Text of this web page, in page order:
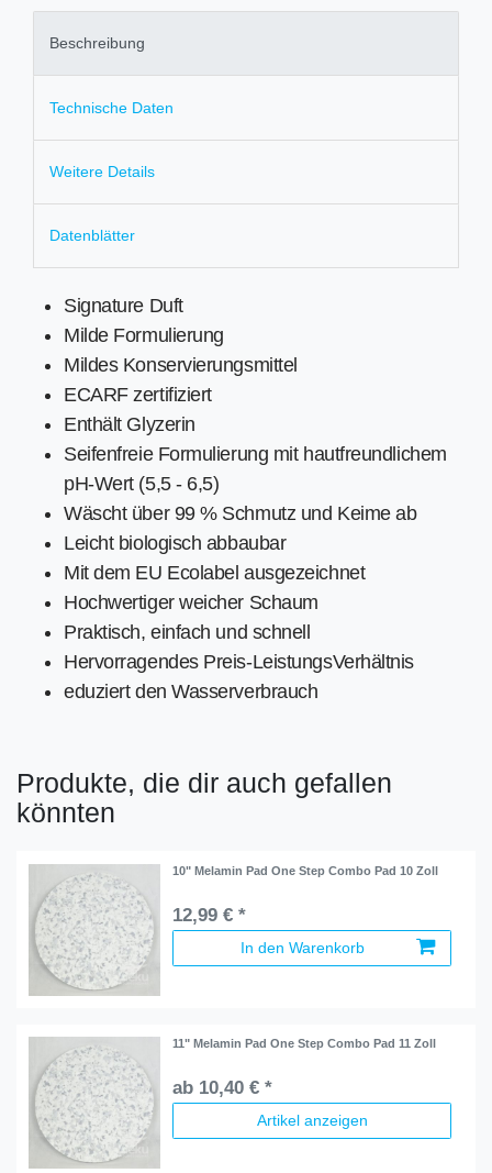
Beschreibung
Technische Daten
Weitere Details
Datenblätter
Signature Duft
Milde Formulierung
Mildes Konservierungsmittel
ECARF zertifiziert
Enthält Glyzerin
Seifenfreie Formulierung mit hautfreundlichem
pH-Wert (5,5 - 6,5)
Wäscht über 99 % Schmutz und Keime ab
Leicht biologisch abbaubar
Mit dem EU Ecolabel ausgezeichnet
Hochwertiger weicher Schaum
Praktisch, einfach und schnell
Hervorragendes Preis-LeistungsVerhältnis
eduziert den Wasserverbrauch
Produkte, die dir auch gefallen
könnten
10" Melamin Pad One Step Combo Pad 10 Zoll
12,99 € *
In den Warenkorb
11" Melamin Pad One Step Combo Pad 11 Zoll
ab 10,40 € *
Artikel anzeigen